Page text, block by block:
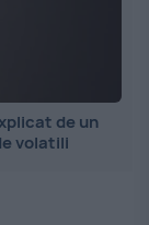
de un
volatili